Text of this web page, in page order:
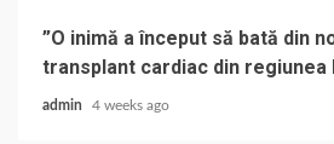
”O inimă a început să bată din
transplant cardiac din regiunea
admin 4 weeks ago